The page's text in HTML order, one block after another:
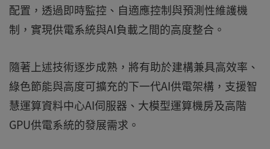
配置，透過即時監控、自適應控制與預測性維護機
制，實現供電系統與AI負載之間的高度整合。
隨著上述技術逐步成熟，將有助於建構兼具高效率、
綠色節能與高度可擴充的下一代AI供電架構，支援智
慧運算資料中心AI伺服器、大模型運算機房及高階
GPU供電系統的發展需求。